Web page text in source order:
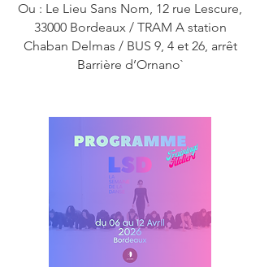
Ou : Le Lieu Sans Nom, 12 rue Lescure,
33000 Bordeaux / TRAM A station
Chaban Delmas / BUS 9, 4 et 26, arrêt
Barrière d’Ornano`